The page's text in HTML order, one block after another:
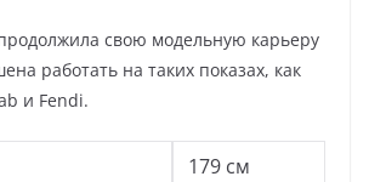
свою модельную карьеру
работать на таких показах, как
и Fendi.
179 см